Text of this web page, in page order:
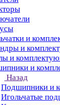
и
и
и
и
Назад
Подшипники и
Игольчатые